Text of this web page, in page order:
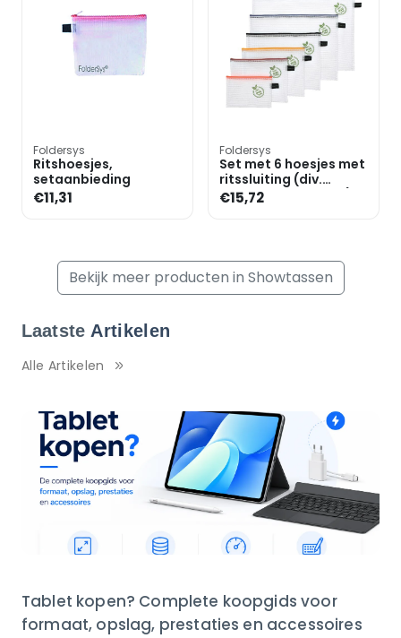
Foldersys
Ritshoesjes,
setaanbieding
€11,31
Foldersys
Set met 6 hoesjes met
ritssluiting (div.
formaten - pvc-vrij)
€15,72
Bekijk meer producten in Showtassen
Laatste Artikelen
Alle Artikelen
Tablet kopen? Complete koopgids voor
formaat, opslag, prestaties en accessoires